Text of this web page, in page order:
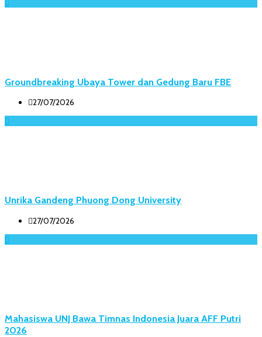
Groundbreaking Ubaya Tower dan Gedung Baru FBE
27/07/2026
Unrika Gandeng Phuong Dong University
27/07/2026
Mahasiswa UNJ Bawa Timnas Indonesia Juara AFF Putri
2026